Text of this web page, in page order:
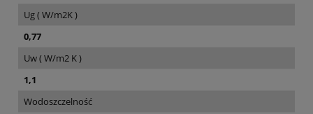
Ug ( W/m2K )
0,77
Uw ( W/m2 K )
1,1
Wodoszczelność